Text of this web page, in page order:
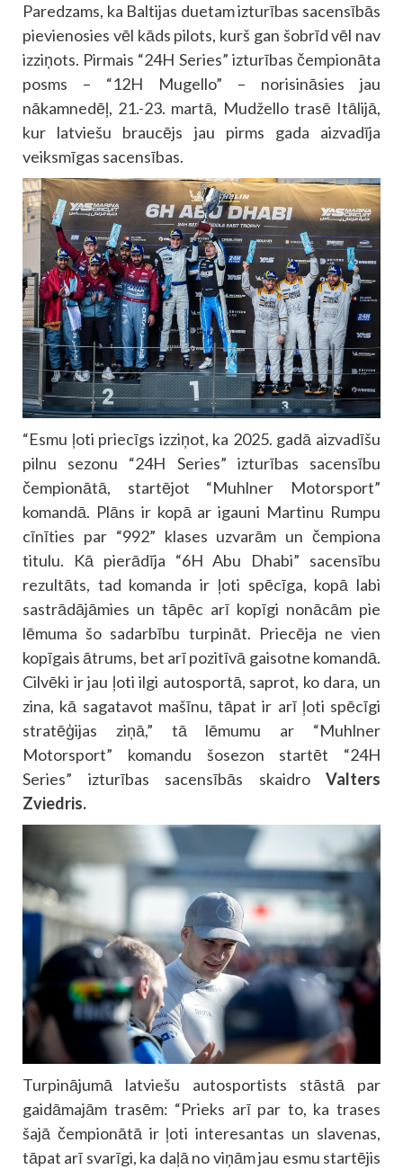
Paredzams, ka Baltijas duetam izturības sacensībās
pievienosies vēl kāds pilots, kurš gan šobrīd vēl nav
izziņots. Pirmais “24H Series” izturības čempionāta
posms – “12H Mugello” – norisināsies jau
nākamnedēļ, 21.-23. martā, Mudžello trasē Itālijā,
kur latviešu braucējs jau pirms gada aizvadīja
veiksmīgas sacensības.
“Esmu ļoti priecīgs izziņot, ka 2025. gadā aizvadīšu
pilnu sezonu “24H Series” izturības sacensību
čempionātā, startējot “Muhlner Motorsport”
komandā. Plāns ir kopā ar igauni Martinu Rumpu
cīnīties par “992” klases uzvarām un čempiona
titulu. Kā pierādīja “6H Abu Dhabi” sacensību
rezultāts, tad komanda ir ļoti spēcīga, kopā labi
sastrādājāmies un tāpēc arī kopīgi nonācām pie
lēmuma šo sadarbību turpināt. Priecēja ne vien
kopīgais ātrums, bet arī pozitīvā gaisotne komandā.
Cilvēki ir jau ļoti ilgi autosportā, saprot, ko dara, un
zina, kā sagatavot mašīnu, tāpat ir arī ļoti spēcīgi
stratēģijas ziņā,” tā lēmumu ar “Muhlner
Motorsport” komandu šosezon startēt “24H
Series” izturības sacensībās skaidro Valters
Zviedris.
Turpinājumā latviešu autosportists stāstā par
gaidāmajām trasēm: “Prieks arī par to, ka trases
šajā čempionātā ir ļoti interesantas un slavenas,
tāpat arī svarīgi, ka daļā no viņām jau esmu startējis